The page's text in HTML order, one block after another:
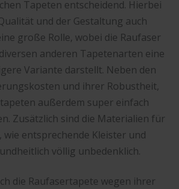
Tapeten entscheidend. Hierbei
und der Gestaltung auch
große Rolle, wobei die Raufaser
anderen Tapetenarten eine
Variante darstellt. Neben den
und ihrer Robustheit,
außerdem super einfach
Zusätzlich sind die Materialien für
wie entsprechende Kleister und
völlig unbedenklich.
die Raufasertapete wegen ihrer